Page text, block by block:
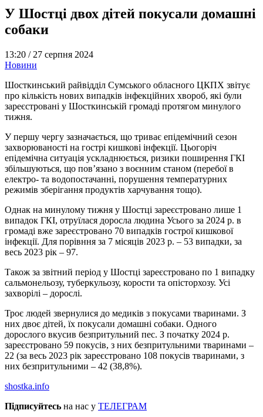
У Шостці двох дітей покусали домашні
собаки
13:20 / 27 серпня 2024
Новини
Шосткинський райвідділ Сумського обласного ЦКПХ звітує
про кількість нових випадків інфекційних хвороб, які були
зареєстровані у Шосткинській громаді протягом минулого
тижня.
У першу чергу зазначається, що триває епідемічний сезон
захворюваності на гострі кишкові інфекції. Цьогоріч
епідемічна ситуація ускладнюється, ризики поширення ГКІ
збільшуються, що пов’язано з воєнним станом (перебої в
електро- та водопостачанні, порушення температурних
режимів зберігання продуктів харчування тощо).
Однак на минулому тижня у Шостці зареєстровано лише 1
випадок ГКІ, отруїлася доросла людина Усього за 2024 р. в
громаді вже зареєстровано 70 випадків гострої кишкової
інфекції. Для порівння за 7 місяців 2023 р. – 53 випадки, за
весь 2023 рік – 97.
Також за звітний період у Шостці зареєстровано по 1 випадку
сальмонельозу, туберкульозу, корости та опісторхозу. Усі
захворілі – дорослі.
Троє людей звернулися до медиків з покусами тваринами. З
них двоє дітей, їх покусали домашні собаки. Одного
дорослого вкусив безпритульний пес. З початку 2024 р.
зареєстровано 59 покусів, з них безпритульними тваринами –
22 (за весь 2023 рік зареєстровано 108 покусів тваринами, з
них безпритульними – 42 (38,8%).
shostka.info
Підписуйтесь на нас у ТЕЛЕГРАМ